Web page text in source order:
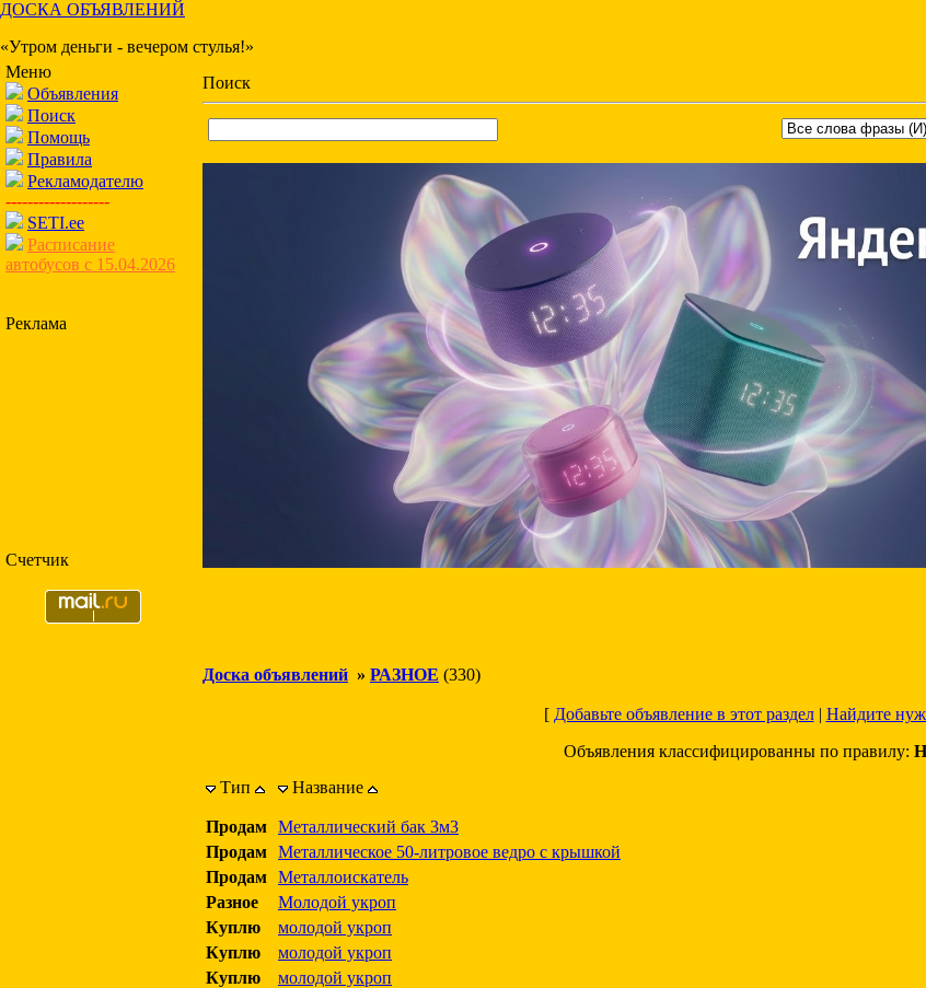
ДОСКА ОБЪЯВЛЕНИЙ
«Утром деньги - вечером стулья!»
Меню
Объявления
Поиск
Помощь
Правила
Рекламодателю
-------------------
SETI.ee
Расписание
автобусов с 15.04.2026
Реклама
Счетчик
Поиск
Доска объявлений » РАЗНОЕ (330)
[ Добавьте объявление в этот раздел| Найдите
Объявления классифицированны по правилу:
Тип
Название
Продам Металлический бак 3м3
Продам Металлическое 50-литровое ведро с крышкой
Продам Металлоискатель
Разное
Молодой укроп
Куплю
молодой укроп
Куплю
молодой укроп
Куплю
молодой укроп